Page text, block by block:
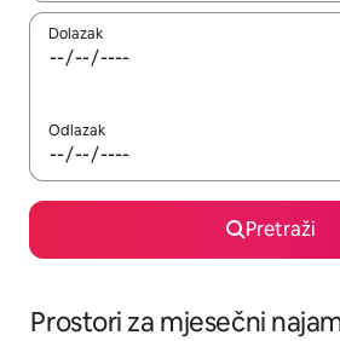
Dolazak
Odlazak
Pretraži
Prostori za mjesečni